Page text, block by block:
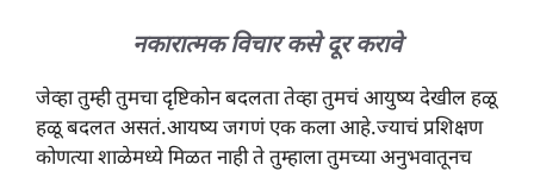
नकारात्मक विचार कसे दूर करावे
जेव्हा तुम्ही तुमचा दृष्टिकोन बदलता तेव्हा तुमचं आयुष्य देखील हळू
हळू बदलत असतं.आयष्य जगणं एक कला आहे.ज्याचं प्रशिक्षण
कोणत्या शाळेमध्ये मिळत नाही ते तुम्हाला तुमच्या अनुभवातूनच